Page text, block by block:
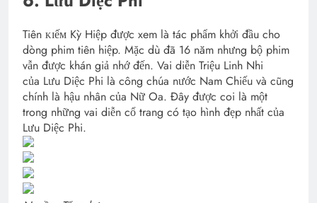
Tiên ᴋɪếᴍ Kỳ Hiệp được xem là tác phẩm khởi đầu cho
dòng phim tiên hiệp. Mặc dù đã 16 năm nhưng bộ phim
vẫn được khán giả nhớ đến. Vai diễn Triệu Linh Nhi
của Lưu Diệc Phi là công chúa nước Nam Chiếu và cũng
chính là hậu nhân của Nữ Oa. Đây được coi là một
trong những vai diễn cổ trang có tạo hình đẹp nhất của
Lưu Diệc Phi.